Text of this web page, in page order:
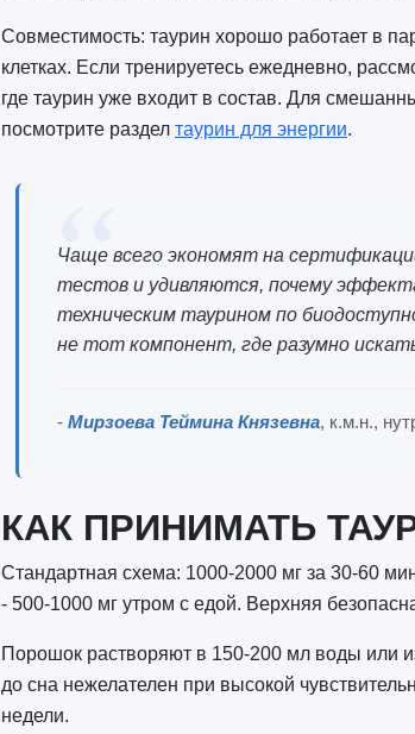
Совместимость: таурин хорошо работает в
клетках. Если тренируетесь ежедневно,
где таурин уже входит в состав. Для
посмотрите раздел таурин для энергии.
Чаще всего экономят на
тестов и удивляются, почему
техническим таурином по
не тот компонент, где разумно
-Мирзоева Теймина Князевна, к.м.н.,
КАК ПРИНИМАТЬ
Стандартная схема: 1000-2000 мг за 30-60
- 500-1000 мг утром с едой. Верхняя
Порошок растворяют в 150-200 мл воды или
до сна нежелателен при высокой
недели.